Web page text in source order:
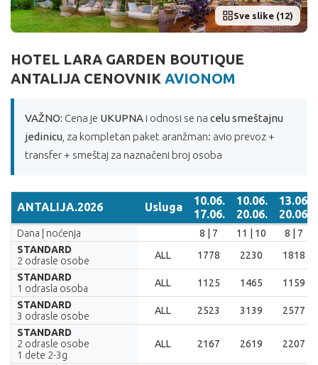
Sve slike (12)
HOTEL LARA GARDEN BOUTIQUE
ANTALIJA CENOVNIK AVIONOM
VAŽNO: Cena je UKUPNA i odnosi se na celu smeštajnu
jedinicu , za kompletan paket aranžman: avio prevoz +
transfer + smeštaj za naznačeni broj osoba
ANTALIJA.2026 Usluga
10.06.
17.06.
10.06.
20.06.
13.06.
20.06.
ANTALIJA.2026
10.06.
17.06.
10.06.
20.06.
13.06.
20.06.
Dana | noćenja 8 | 7 11 | 10
8 | 7
STANDARD
2 odrasle osobe
ALL 1778 2230
1818
STANDARD
1 odrasla osoba
ALL 1125 1465
1159
STANDARD
3 odrasle osobe
ALL 2523 3139
2577
STANDARD
2 odrasle osobe
1 dete 2-3g
ALL 2167 2619 2207